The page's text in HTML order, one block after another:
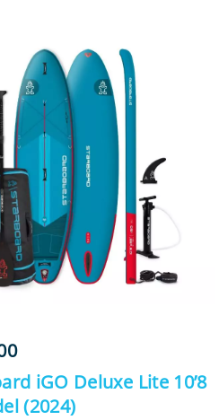
iGO Deluxe Lite 10’8
(2024)